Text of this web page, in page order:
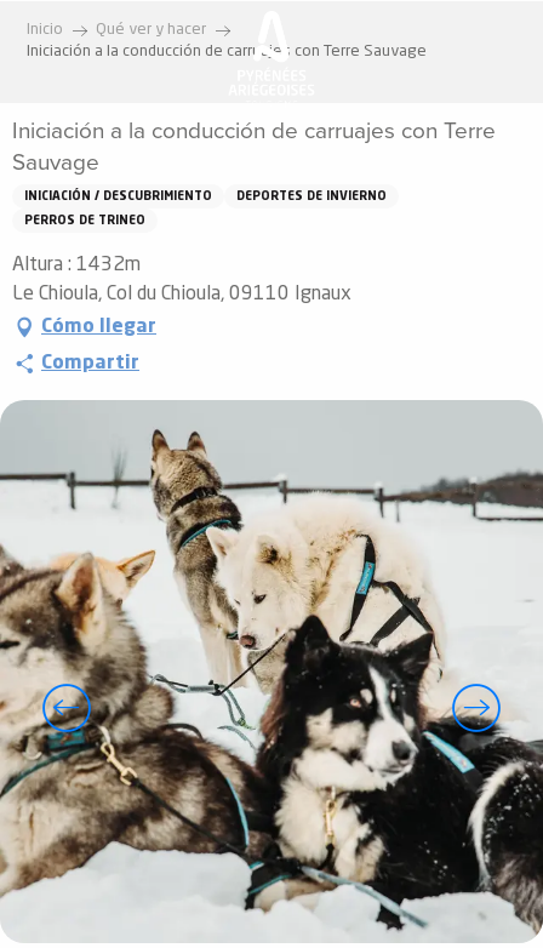
Inicio
Qué ver y hacer
Iniciación a la conducción de carruajes con Terre Sauvage
Iniciación a la conducción de carruajes con Terre
Sauvage
INICIACIÓN / DESCUBRIMIENTO
DEPORTES DE INVIERNO
PERROS DE TRINEO
Altura : 1432m
Le Chioula, Col du Chioula, 09110 Ignaux
Cómo llegar
Compartir